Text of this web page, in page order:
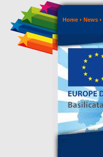
Home News